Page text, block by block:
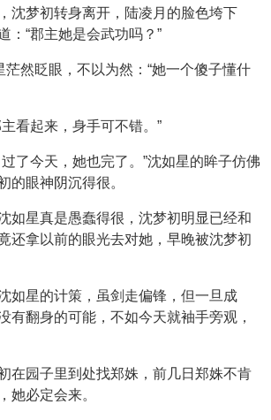
沈梦初转身离开，陆凌月的脸色垮下
：“郡主她是会武功吗？”
茫然眨眼，不以为然：“她一个傻子懂什
看起来，身手可不错。”
了今天，她也完了。”沈如星的眸子仿佛
的眼神阴沉得很。
如星真是愚蠢得很，沈梦初明显已经和
还拿以前的眼光去对她，早晚被沈梦初
如星的计策，虽剑走偏锋，但一旦成
有翻身的可能，不如今天就袖手旁观，
在园子里到处找郑姝，前几日郑姝不肯
她必定会来。